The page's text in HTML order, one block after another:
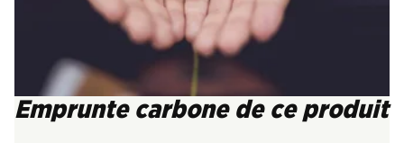
Emprunte carbone de ce produit